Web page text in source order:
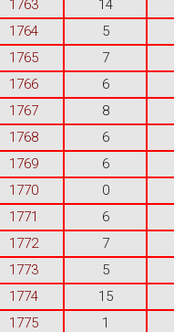
1763 14
1764 5
1765 7
1766 6
1767 8
1768 6
1769 6
1770 0
1771 6
1772 7
1773 5
1774 15
1775 1